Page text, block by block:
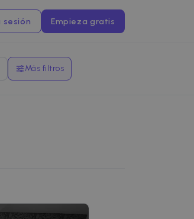
sesión Empieza gratis
Más filtros